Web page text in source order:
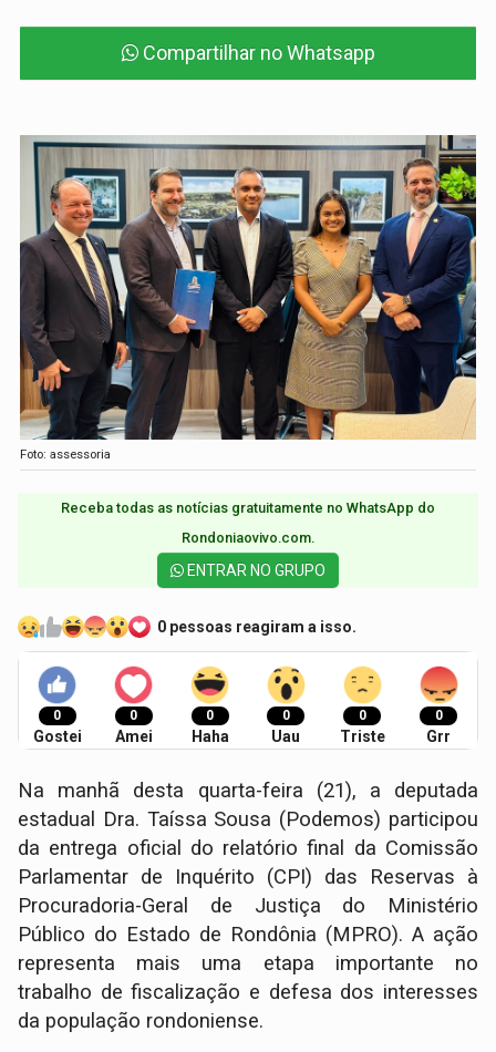
Compartilhar no Whatsapp
Foto: assessoria
Receba todas as notícias gratuitamente no WhatsApp do
Rondoniaovivo.com.​
ENTRAR NO GRUPO
0 pessoas reagiram a isso.
0
Gostei
0
Amei
0
Haha
0
Uau
0
Triste
0
Grr
Na manhã desta quarta-feira (21), a deputada
estadual Dra. Taíssa Sousa (Podemos) participou
da entrega oficial do relatório final da Comissão
Parlamentar de Inquérito (CPI) das Reservas à
Procuradoria-Geral de Justiça do Ministério
Público do Estado de Rondônia (MPRO). A ação
representa mais uma etapa importante no
trabalho de fiscalização e defesa dos interesses
da população rondoniense.